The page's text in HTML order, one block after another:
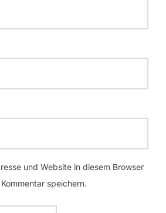
und Website in diesem Browser
speichern.